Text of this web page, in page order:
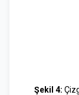
Şekil 4: